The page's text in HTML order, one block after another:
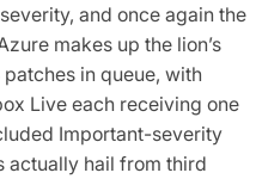
and once again the
makes up the lion’s
in queue, with
Live each receiving one
Important-severity
actually hail from third